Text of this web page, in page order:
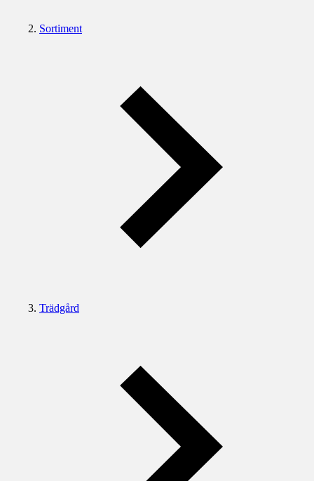
Sortiment
Trädgård